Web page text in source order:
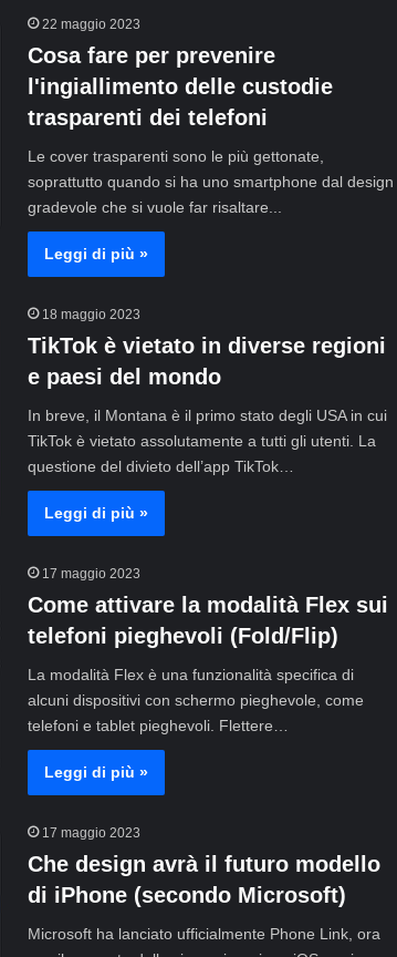
22 maggio 2023
Cosa fare per prevenire
l'ingiallimento delle custodie
trasparenti dei telefoni
Le cover trasparenti sono le più gettonate,
soprattutto quando si ha uno smartphone dal design
gradevole che si vuole far risaltare...
Leggi di più »
18 maggio 2023
TikTok è vietato in diverse regioni
e paesi del mondo
In breve, il Montana è il primo stato degli USA in cui
TikTok è vietato assolutamente a tutti gli utenti. La
questione del divieto dell’app TikTok…
Leggi di più »
17 maggio 2023
Come attivare la modalità Flex sui
telefoni pieghevoli (Fold/Flip)
La modalità Flex è una funzionalità specifica di
alcuni dispositivi con schermo pieghevole, come
telefoni e tablet pieghevoli. Flettere…
Leggi di più »
17 maggio 2023
Che design avrà il futuro modello
di iPhone (secondo Microsoft)
Microsoft ha lanciato ufficialmente Phone Link, ora